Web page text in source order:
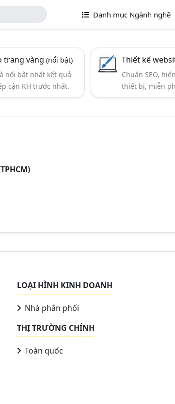
Danh mục Ngành nghề
trang vàng(nổi bật)
nổi bật nhất kết quả
cận KH trước nhất.
Thiết kế
Chuẩn SEO,
thiết bị, miễn
LOẠI HÌNH KINH DOANH
Nhà phân phối
THỊ TRƯỜNG CHÍNH
Toàn quốc